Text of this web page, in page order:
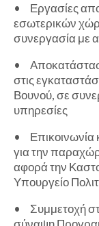
•
Εργασίες
εσωτερικών
συνεργασία με
•
στις
Βουνού, σε
υπηρεσίες
•
Επικοινωνία
για την
αφορά την
Υπουργείο
•
Συμμετοχή